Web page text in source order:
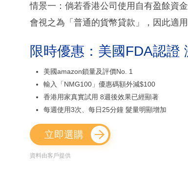
情景一：倘若香港公司使用自有盈餘資
會視之為「普通的貨幣貸款」，因此適
限時優惠：美國FDA認證
美國amazon鎖量及評價No. 1
輸入「NMG100」優惠碼額外減$100
香港用家真實試用 8週後效果已經顯著
每週使用3次、每日25分鐘 髮量明顯增加
立即選購
資料由客戶提供